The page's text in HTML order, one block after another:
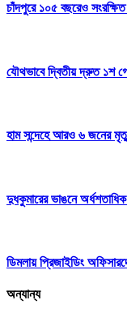
চাঁদপুরে ১০৫ বছরেও
যৌথভাবে দ্বিতীয় দ্রুত ১শ
হাম সন্দেহে আরও ৬ জনের
দুধকুমারের ভাঙনে অর্ধশতাধিক
ডিমলায় প্রিজাইডিং
অন্যান্য